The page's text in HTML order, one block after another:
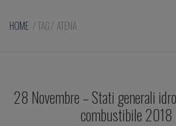
HOME /TAG ATENA
28 Novembre – Stati generali
combustibile 2018